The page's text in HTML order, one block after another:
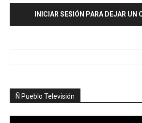
INICIAR SESIÓN PARA DEJAR UN
Ñ Pueblo Televisión